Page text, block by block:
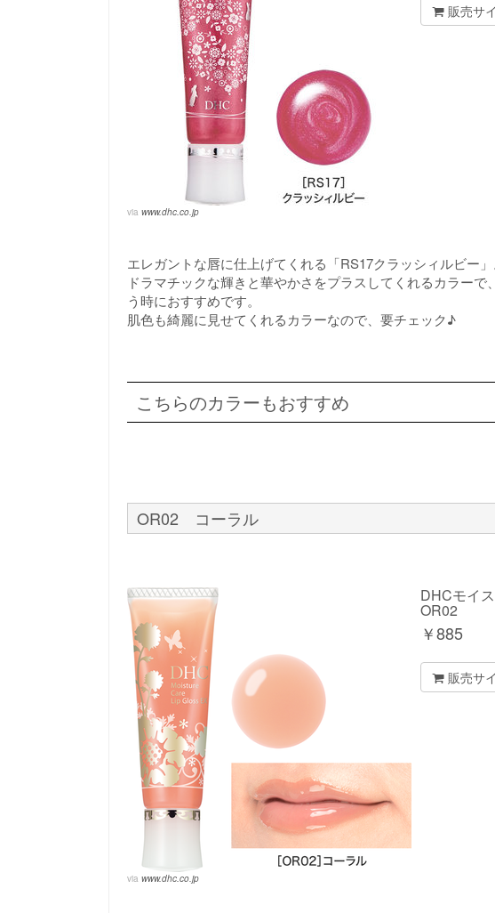
via www.dhc.co.jp
販売サ
エレガントな唇に仕上げてくれる「RS17クラッシィルビー」
ドラマチックな輝きと華やかさをプラスしてくれるカラー
う時におすすめです。
肌色も綺麗に見せてくれるカラーなので、要チェック♪
こちらのカラーもおすすめ
OR02 コーラル
via www.dhc.co.jp
DHCモイ
OR02
￥885
販売サ